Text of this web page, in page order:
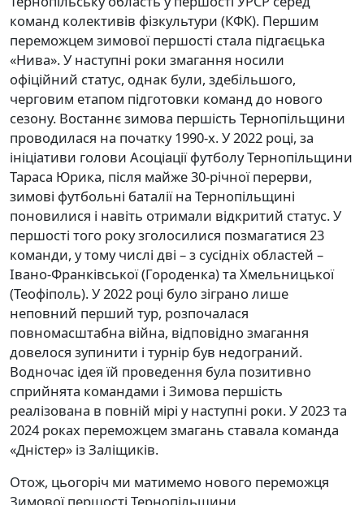
команд колективів фізкультури (КФК). Першим
переможцем зимової першості стала підгаєцька
«Нива». У наступні роки змагання носили
офіційний статус, однак були, здебільшого,
черговим етапом підготовки команд до нового
сезону. Востаннє зимова першість Тернопільщини
проводилася на початку 1990-х. У 2022 році, за
ініціативи голови Асоціації футболу Тернопільщини
Тараса Юрика, після майже 30-річної перерви,
зимові футбольні баталії на Тернопільщині
поновилися і навіть отримали відкритий статус. У
першості того року зголосилися позмагатися 23
команди, у тому числі дві – з сусідніх областей –
Івано-Франківської (Городенка) та Хмельницької
(Теофіполь). У 2022 році було зіграно лише
неповний перший тур, розпочалася
повномасштабна війна, відповідно змагання
довелося зупинити і турнір був недограний.
Водночас ідея їй проведення була позитивно
сприйнята командами і Зимова першість
реалізована в повній мірі у наступні роки. У 2023 та
2024 роках переможцем змагань ставала команда
«Дністер» із Заліщиків.
Отож, цьогоріч ми матимемо нового переможця
Зимової першості Тернопільщини.